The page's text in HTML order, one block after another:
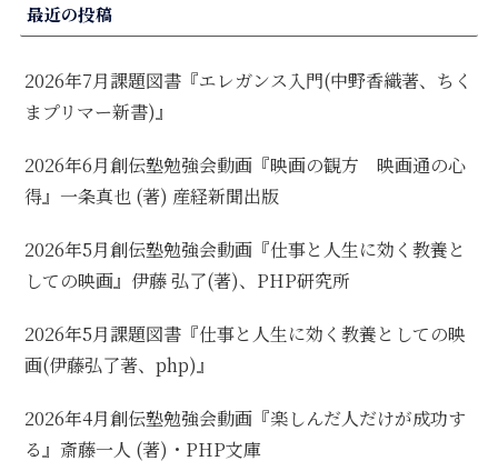
最近の投稿
2026年7月課題図書『エレガンス入門(中野香織著、ちく
まプリマー新書)』
2026年6月創伝塾勉強会動画『映画の観方 映画通の心
得』一条真也 (著) 産経新聞出版
2026年5月創伝塾勉強会動画『仕事と人生に効く教養と
しての映画』伊藤 弘了(著)、PHP研究所
2026年5月課題図書『仕事と人生に効く教養としての映
画(伊藤弘了著、php)』
2026年4月創伝塾勉強会動画『楽しんだ人だけが成功す
る』斎藤一人 (著)・PHP文庫